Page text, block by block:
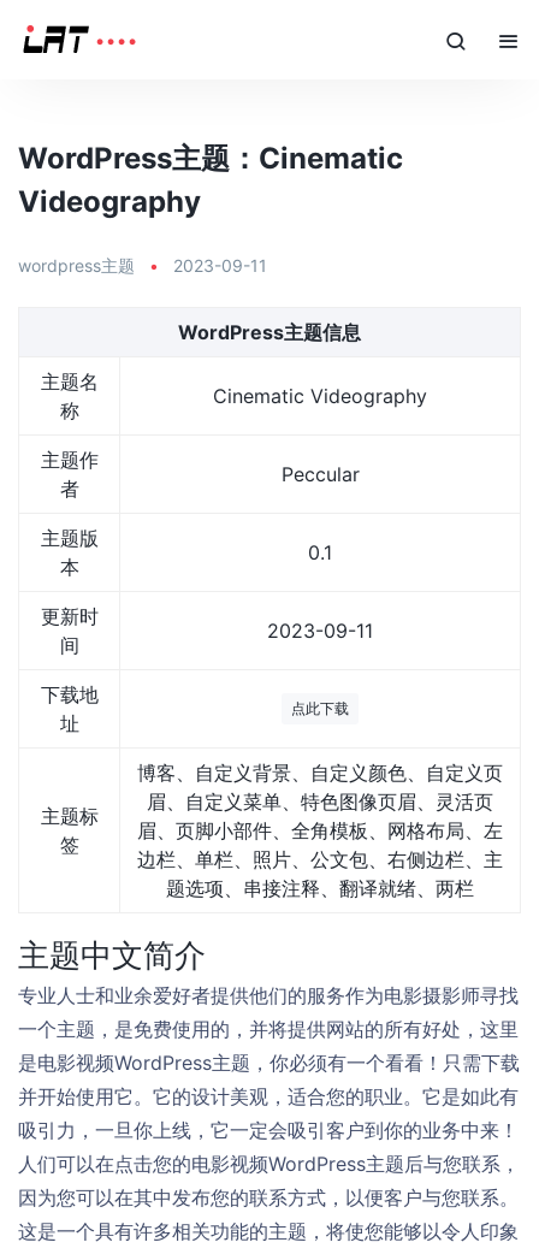
WordPress主题：Cinematic
Videography
wordpress主题 • 2023-09-11
WordPress主题信息
主题名
称
Cinematic Videography
主题作
者
Peccular
主题版
本
0.1
更新时
间
2023-09-11
下载地
址
点此下载
主题标
签
博客、自定义背景、自定义颜色、自定义页
眉、自定义菜单、特色图像页眉、灵活页
眉、页脚小部件、全角模板、网格布局、左
边栏、单栏、照片、公文包、右侧边栏、主
题选项、串接注释、翻译就绪、两栏
主题中文简介
专业人士和业余爱好者提供他们的服务作为电影摄影师寻找
一个主题，是免费使用的，并将提供网站的所有好处，这里
是电影视频WordPress主题，你必须有一个看看！只需下载
并开始使用它。它的设计美观，适合您的职业。它是如此有
吸引力，一旦你上线，它一定会吸引客户到你的业务中来！
人们可以在点击您的电影视频WordPress主题后与您联系，
因为您可以在其中发布您的联系方式，以便客户与您联系。
这是一个具有许多相关功能的主题，将使您能够以令人印象